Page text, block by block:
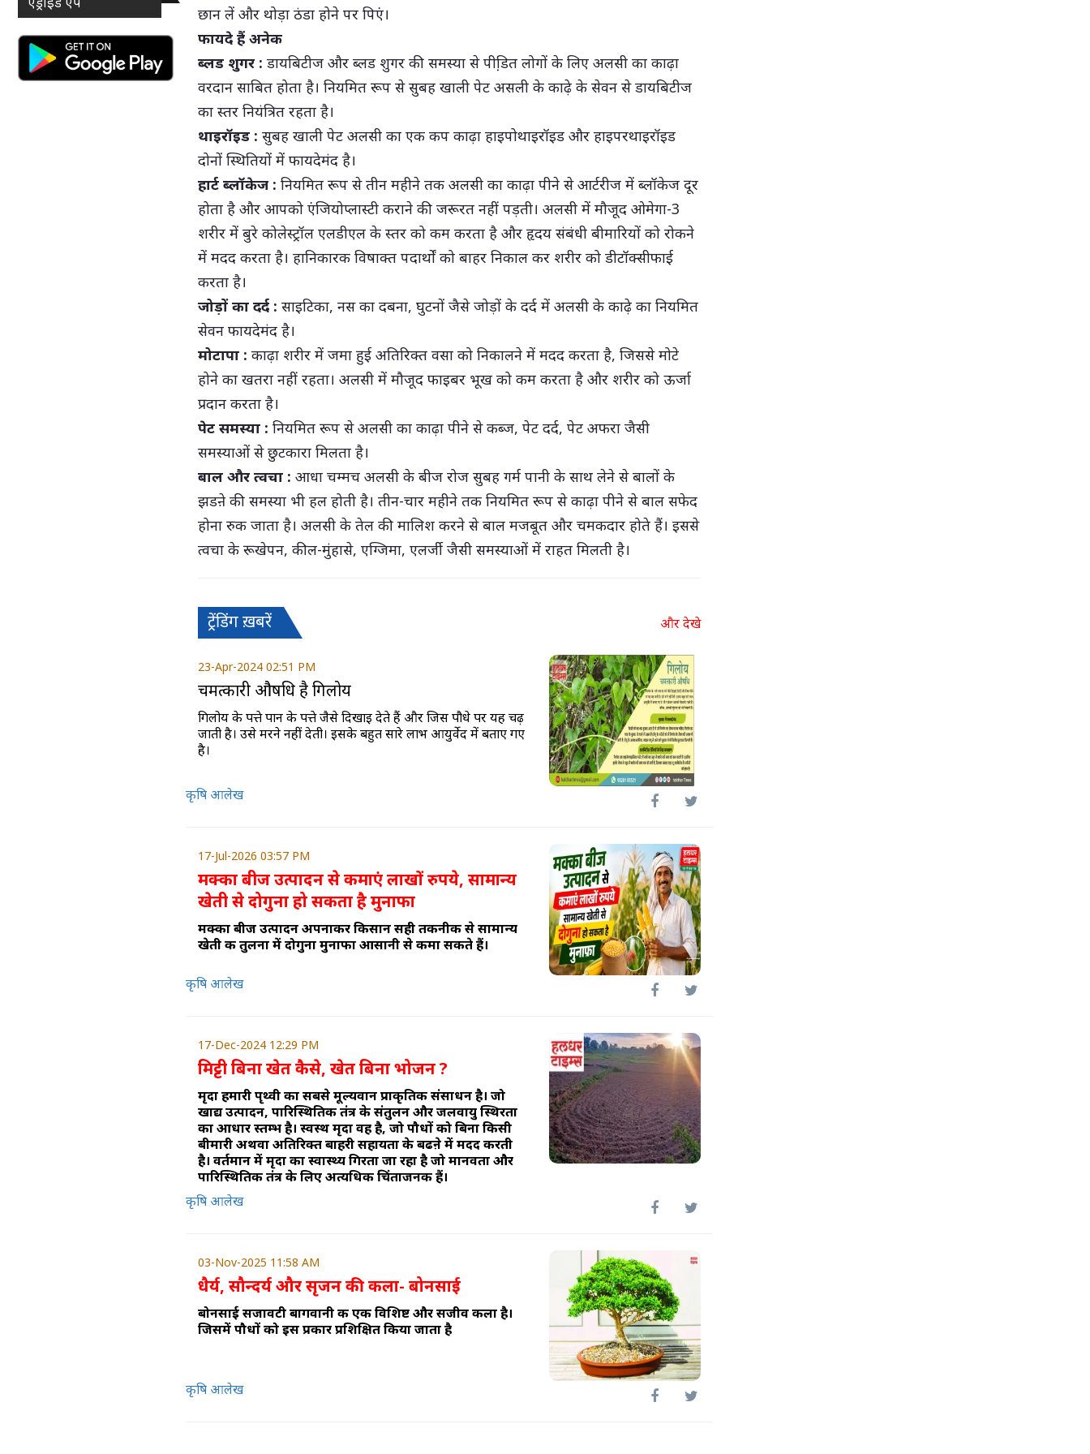
छान लें और थोड़ा ठंडा होने पर पिएं।
फायदे हैं अनेक
ब्लड शुगर : डायबिटीज और ब्लड शुगर की समस्या से पीडि़त लोगों के लिए अलसी का काढ़ा
वरदान साबित होता है। नियमित रूप से सुबह खाली पेट असली के काढ़े के सेवन से डायबिटीज
का स्तर नियंत्रित रहता है।
थाइरॉइड : सुबह खाली पेट अलसी का एक कप काढ़ा हाइपोथाइरॉइड और हाइपरथाइरॉइड
दोनों स्थितियों में फायदेमंद है।
हार्ट ब्लॉकेज : नियमित रूप से तीन महीने तक अलसी का काढ़ा पीने से आर्टरीज में ब्लॉकेज दूर
होता है और आपको एंजियोप्लास्टी कराने की जरूरत नहीं पड़ती। अलसी में मौजूद ओमेगा-3
शरीर में बुरे कोलेस्ट्रॉल एलडीएल के स्तर को कम करता है और हृदय संबंधी बीमारियों को रोकने
में मदद करता है। हानिकारक विषाक्त पदार्थों को बाहर निकाल कर शरीर को डीटॉक्सीफाई
करता है।
जोड़ों का दर्द : साइटिका, नस का दबना, घुटनों जैसे जोड़ों के दर्द में अलसी के काढ़े का नियमित
सेवन फायदेमंद है।
मोटापा : काढ़ा शरीर में जमा हुई अतिरिक्त वसा को निकालने में मदद करता है, जिससे मोटे
होने का खतरा नहीं रहता। अलसी में मौजूद फाइबर भूख को कम करता है और शरीर को ऊर्जा
प्रदान करता है।
पेट समस्या : नियमित रूप से अलसी का काढ़ा पीने से कब्ज, पेट दर्द, पेट अफरा जैसी
समस्याओं से छुटकारा मिलता है।
बाल और त्वचा : आधा चम्मच अलसी के बीज रोज सुबह गर्म पानी के साथ लेने से बालों के
झडऩे की समस्या भी हल होती है। तीन-चार महीने तक नियमित रूप से काढ़ा पीने से बाल सफेद
होना रुक जाता है। अलसी के तेल की मालिश करने से बाल मजबूत और चमकदार होते हैं। इससे
त्वचा के रूखेपन, कील-मुंहासे, एग्जिमा, एलर्जी जैसी समस्याओं में राहत मिलती है।
ट्रेंडिंग ख़बरें और देखे
23-Apr-2024 02:51 PM
चमत्कारी औषधि है गिलोय
गिलोय के पत्ते पान के पत्ते जैसे दिखाई देते हैं और जिस पौधे पर यह चढ़
जाती है। उसे मरने नहीं देती। इसके बहुत सारे लाभ आयुर्वेद में बताए गए
है।
कृषि आलेख
17-Jul-2026 03:57 PM
मक्का बीज उत्पादन से कमाएं लाखों रुपये, सामान्य
खेती से दोगुना हो सकता है मुनाफा
मक्का बीज उत्पादन अपनाकर किसान सही तकनीक से सामान्य
खेती की तुलना में दोगुना मुनाफा आसानी से कमा सकते हैं।
कृषि आलेख
17-Dec-2024 12:29 PM
मिट्टी बिना खेत कैसे, खेत बिना भोजन ?
मृदा हमारी पृथ्वी का सबसे मूल्यवान प्राकृतिक संसाधन है। जो
खाद्य उत्पादन, पारिस्थितिकी तंत्र के संतुलन और जलवायु स्थिरता
का आधार स्तम्भ है। स्वस्थ मृदा वह है, जो पौधों को बिना किसी
बीमारी अथवा अतिरिक्त बाहरी सहायता के बढऩे में मदद करती
है। वर्तमान में मृदा का स्वास्थ्य गिरता जा रहा है जो मानवता और
पारिस्थितिकी तंत्र के लिए अत्यधिक चिंताजनक हैं।
कृषि आलेख
03-Nov-2025 11:58 AM
धैर्य, सौन्दर्य और सृजन की कला- बोनसाई
बोनसाई सजावटी बागवानी की एक विशिष्ट और सजीव कला है।
जिसमें पौधों को इस प्रकार प्रशिक्षित किया जाता है
कृषि आलेख